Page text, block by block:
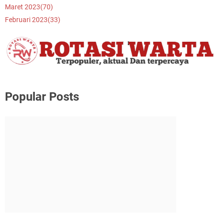
Maret 2023(70)
Februari 2023(33)
Popular Posts